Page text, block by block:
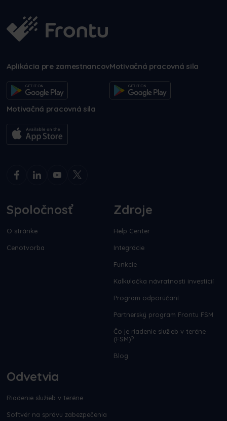
Aplikácia pre zamestnancovMotivačná pracovná sila
Motivačná pracovná sila
Spoločnosť
O stránke
Cenotvorba
Zdroje
Help Center
Integrácie
Funkcie
Kalkulačka návratnosti investícií
Program odporúčaní
Partnerský program Frontu FSM
Čo je riadenie služieb v teréne
(FSM)?
Blog
Odvetvia
Riadenie služieb v teréne
Softvér na správu zabezpečenia